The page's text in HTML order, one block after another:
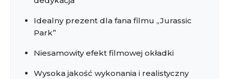
Idealny prezent dla fana filmu „Jurassic
Park”
Niesamowity efekt filmowej okładki
Wysoka jakość wykonania i realistyczny